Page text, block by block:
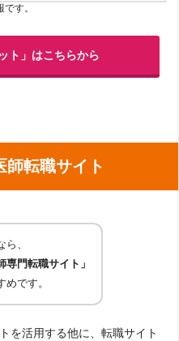
す。
ト」はこちらから
師転職サイト
、
専門転職サイト」
です。
を活用する他に、転職サイト